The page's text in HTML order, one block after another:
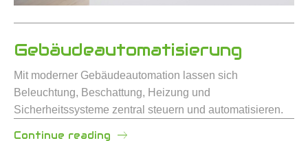
Gebäudeautomatisierung
Mit moderner Gebäudeautomation lassen sich
Beleuchtung, Beschattung, Heizung und
Sicherheitssysteme zentral steuern und automatisieren.
Continue reading